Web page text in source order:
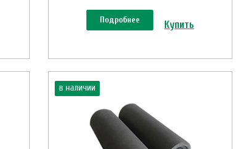
Подробнее Купить
в наличии